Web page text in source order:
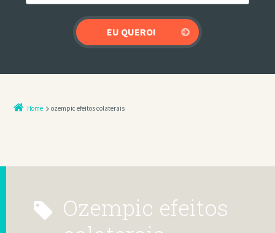
Home ozempic efeitos colaterais
ozempic efeitos